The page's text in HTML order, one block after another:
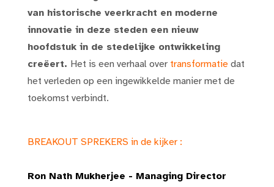
van historische veerkracht en moderne
innovatie in deze steden een nieuw
hoofdstuk in de stedelijke ontwikkeling
creëert. Het is een verhaal over transformatie dat
het verleden op een ingewikkelde manier met de
toekomst verbindt.
BREAKOUT SPREKERS in de kijker :
Ron Nath Mukherjee - Managing Director